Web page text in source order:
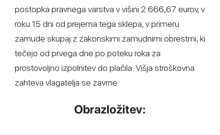
postopka pravnega varstva v višini 2.666,67 eurov, v
roku 15 dni od prejema tega sklepa, v primeru
zamude skupaj z zakonskimi zamudnimi obrestmi, ki
tečejo od prvega dne po poteku roka za
prostovoljno izpolnitev do plačila. Višja stroškovna
zahteva vlagatelja se zavrne.
Obrazložitev: